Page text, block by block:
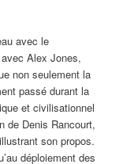
avec le
Alex Jones,
non seulement la
passé durant la
et civilisationnel
de Denis Rancourt,
son propos.
déploiement des